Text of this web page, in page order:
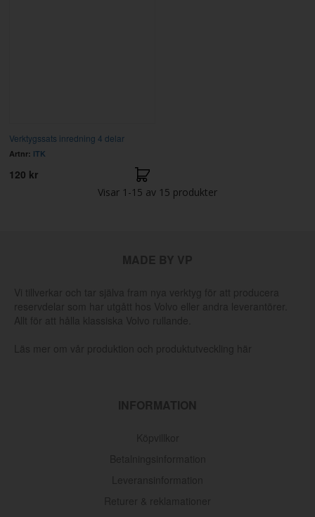
Verktygssats inredning 4 delar
Artnr: ITK
120 kr
Visar 1-15 av 15 produkter